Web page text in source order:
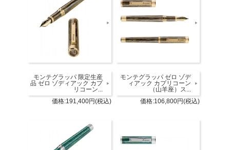
モンテグラッパ 限定生産
品 ゼロ ゾディアック カプ
リコーン...
価格:191,400円(税込)
モンテグラッパ ゼロ ゾデ
ィアック カプリコーン
（山羊座）ス...
価格:106,800円(税込)